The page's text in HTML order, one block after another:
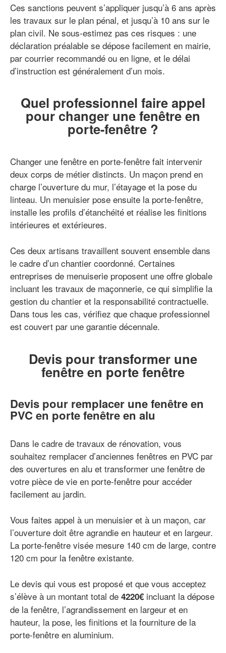
Ces sanctions peuvent s’appliquer jusqu’à 6 ans après
les travaux sur le plan pénal, et jusqu’à 10 ans sur le
plan civil. Ne sous-estimez pas ces risques : une
déclaration préalable se dépose facilement en mairie,
par courrier recommandé ou en ligne, et le délai
d’instruction est généralement d’un mois.
Quel professionnel faire appel
pour changer une fenêtre en
porte-fenêtre ?
Changer une fenêtre en porte-fenêtre fait intervenir
deux corps de métier distincts. Un maçon prend en
charge l’ouverture du mur, l’étayage et la pose du
linteau. Un menuisier pose ensuite la porte-fenêtre,
installe les profils d’étanchéité et réalise les finitions
intérieures et extérieures.
Ces deux artisans travaillent souvent ensemble dans
le cadre d’un chantier coordonné. Certaines
entreprises de menuiserie proposent une offre globale
incluant les travaux de maçonnerie, ce qui simplifie la
gestion du chantier et la responsabilité contractuelle.
Dans tous les cas, vérifiez que chaque professionnel
est couvert par une garantie décennale.
Devis pour transformer une
fenêtre en porte fenêtre
Devis pour remplacer une fenêtre en
PVC en porte fenêtre en alu
Dans le cadre de travaux de rénovation, vous
souhaitez remplacer d’anciennes fenêtres en PVC par
des ouvertures en alu et transformer une fenêtre de
votre pièce de vie en porte-fenêtre pour accéder
facilement au jardin.
Vous faites appel à un menuisier et à un maçon, car
l’ouverture doit être agrandie en hauteur et en largeur.
La porte-fenêtre visée mesure 140 cm de large, contre
120 cm pour la fenêtre existante.
Le devis qui vous est proposé et que vous acceptez
s’élève à un montant total de 4220€ incluant la dépose
de la fenêtre, l’agrandissement en largeur et en
hauteur, la pose, les finitions et la fourniture de la
porte-fenêtre en aluminium.